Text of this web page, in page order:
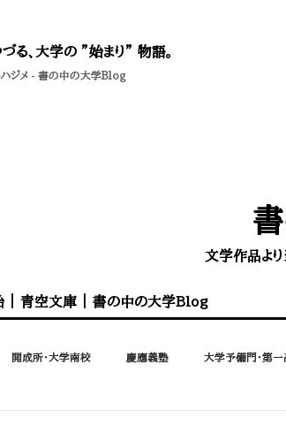
る、大学の ”始まり” 物語。
ジメ - 書の中の大学Blog
文学作品よ
青空文庫 書の中の大学Blog
開成所・大学南校 慶應義塾 大学予備門・第